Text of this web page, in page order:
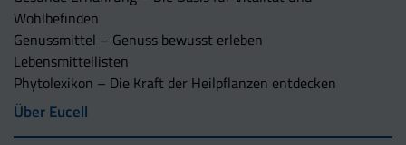
Wohlbefinden
Genussmittel – Genuss bewusst erleben
Lebensmittellisten
Phytolexikon – Die Kraft der Heilpflanzen entdecken
Über Eucell